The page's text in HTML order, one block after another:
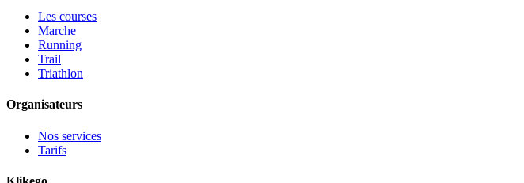
Les courses
Marche
Running
Trail
Triathlon
Organisateurs
Nos services
Tarifs